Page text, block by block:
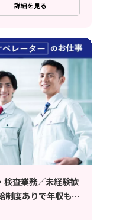
詳細を見る
検査業務／未経験歓
制度ありで年収もア